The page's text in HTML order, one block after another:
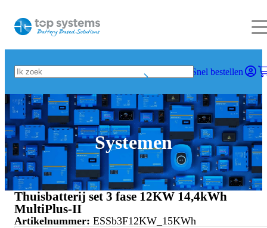
Snel bestellen
Systemen
Thuisbatterij set 3 fase 12KW 14,4kWh
MultiPlus-II
Artikelnummer: ESSb3F12KW_15KWh